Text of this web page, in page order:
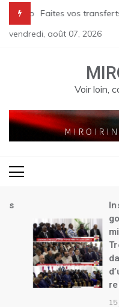
content
Le bilan des
Faites vos
vendredi, août 07, 2026
Voir loin,
Trois
dans
d’un
rentrer
15 juin